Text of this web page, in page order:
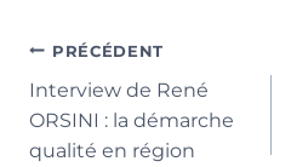
publication :
Navigation
de
l’article
PRÉCÉDENT
Interview de René
ORSINI : la démarche
qualité en région